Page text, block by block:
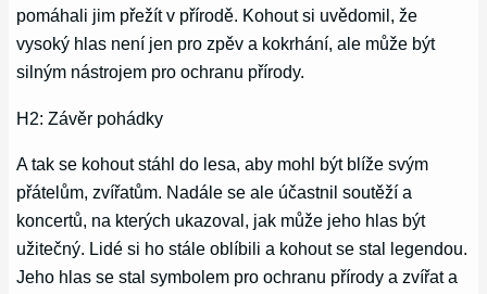
pomáhali jim přežít v přírodě. Kohout si uvědomil, že
vysoký hlas není jen pro zpěv a kokrhání, ale může být
silným nástrojem pro ochranu přírody.
H2: Závěr pohádky
A tak se kohout stáhl do lesa, aby mohl být blíže svým
přátelům, zvířatům. Nadále se ale účastnil soutěží a
koncertů, na kterých ukazoval, jak může jeho hlas být
užitečný. Lidé si ho stále oblíbili a kohout se stal legendou.
Jeho hlas se stal symbolem pro ochranu přírody a zvířat a